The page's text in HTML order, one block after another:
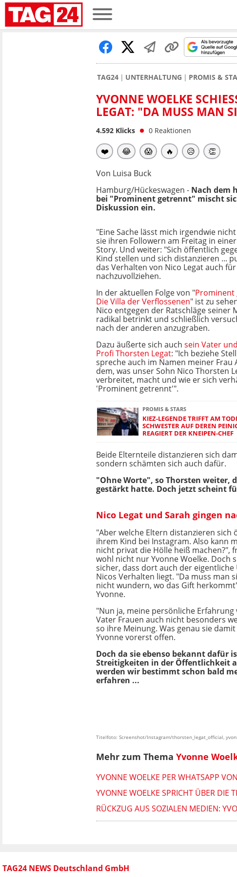
TAG24 UNTERHALTUNG PROMIS &
YVONNE WOELKE
EGAT: "DA MUSS MAN
4.592 Klicks 0 Reaktionen
❤️ 😂 😱 🔥 😥 👏
Von Luisa Buck
Hamburg/Hückeswagen - Nach dem
bei "Prominent getrennt" mischt
Diskussion ein.
"Eine Sache lässt mich irgendwie
sie ihren Followern am Freitag in
Story. Und weiter: "Sich öffentlich
Kind stellen und sich distanzieren ...
das Verhalten von Nico Legat auch
nachzuvollziehen.
In der aktuellen Folge von "Prominent
Die Villa der Verflossenen" ist zu
Nico entgegen der Ratschläge seiner
radikal betrinkt und schließlich
nach der anderen anzugraben.
Dazu äußerte sich auch sein Vater
Profi Thorsten Legat: "Ich beziehe
spreche auch im Namen meiner Frau
dem, was unser Sohn Nico Thorsten
verbreitet, macht und wie er sich
'Prominent getrennt'".
PROMIS & STARS
KIEZ-LEGENDE TRIFFT AM
SCHWESTER AUF DEREN
REAGIERT DER KNEIPEN-CHEF
Beide Elternteile distanzieren sich
sondern schämten sich auch dafür.
"Ohne Worte", so Thorsten weiter,
gestärkt hatte. Doch jetzt scheint
Nico Legat und Sarah gingen
"Aber welche Eltern distanzieren sich
ihrem Kind bei Instagram. Also kann
nicht privat die Hölle heiß machen?",
wohl nicht nur Yvonne Woelke. Doch
sicher, dass dort auch der
Nicos Verhalten liegt. "Da muss man
nicht wundern, wo das Gift
Yvonne.
"Nun ja, meine persönliche Erfahrung
Vater Frauen auch nicht besonders
so ihre Meinung. Was genau sie
Yvonne vorerst offen.
Doch da sie ebenso bekannt dafür
Streitigkeiten in der Öffentlichkeit
werden wir bestimmt schon bald
erfahren ...
Titelfoto: Screenshot/Instagram/thorsten_legat_official,
Mehr zum Thema Yvonne
YVONNE WOELKE PER WHATSAPP
YVONNE WOELKE SPRICHT ÜBER DIE
RÜCKZUG AUS SOZIALEN MEDIEN:
TAG24 NEWS Deutschland GmbH